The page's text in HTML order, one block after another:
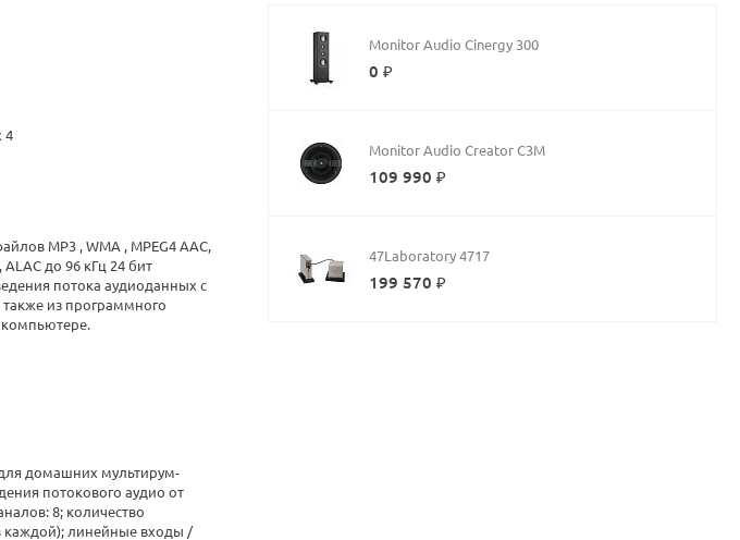
4
MP3 , WMA , MPEG4 AAC,
ALAC до 96 кГц 24 бит
потока аудиоданных с
из программного
компьютере.
домашних мультирум-
потокового аудио от
8; количество
каждой); линейные входы /
Monitor Audio Cinergy 300
0 ₽
Monitor Audio Creator C3M
109 990 ₽
47Laboratory 4717
199 570 ₽